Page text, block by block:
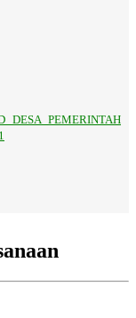
DESA PEMERINTAH